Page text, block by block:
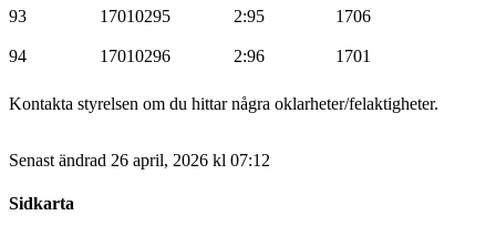
93 17010295 2:95 1706
94 17010296 2:96 1701
Kontakta styrelsen om du hittar några oklarheter/felaktigheter.
Senast ändrad 26 april, 2026 kl 07:12
Sidkarta